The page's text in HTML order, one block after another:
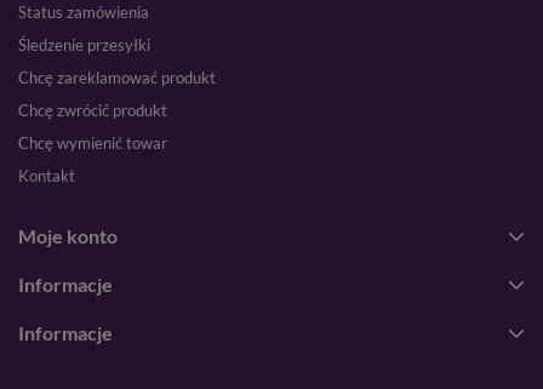
Status zamówienia
Śledzenie przesyłki
Chcę zareklamować produkt
Chcę zwrócić produkt
Chcę wymienić towar
Kontakt
Moje konto
Informacje
Informacje